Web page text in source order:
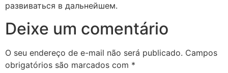
развиваться в дальнейшем.
Deixe um comentário
O seu endereço de e-mail não será publicado. Campos
obrigatórios são marcados com *